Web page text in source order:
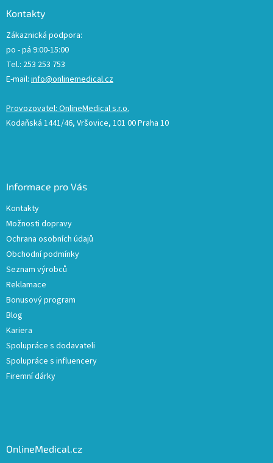
Kontakty
Zákaznická podpora:
po - pá 9:00-15:00
Tel.: 253 253 753
E-mail: info@onlinemedical.cz
Provozovatel: OnlineMedical s.r.o.
Kodaňská 1441/46, Vršovice, 101 00 Praha 10
Informace pro Vás
Kontakty
Možnosti dopravy
Ochrana osobních údajů
Obchodní podmínky
Seznam výrobců
Reklamace
Bonusový program
Blog
Kariera
Spolupráce s dodavateli
Spolupráce s influencery
Firemní dárky
OnlineMedical.cz